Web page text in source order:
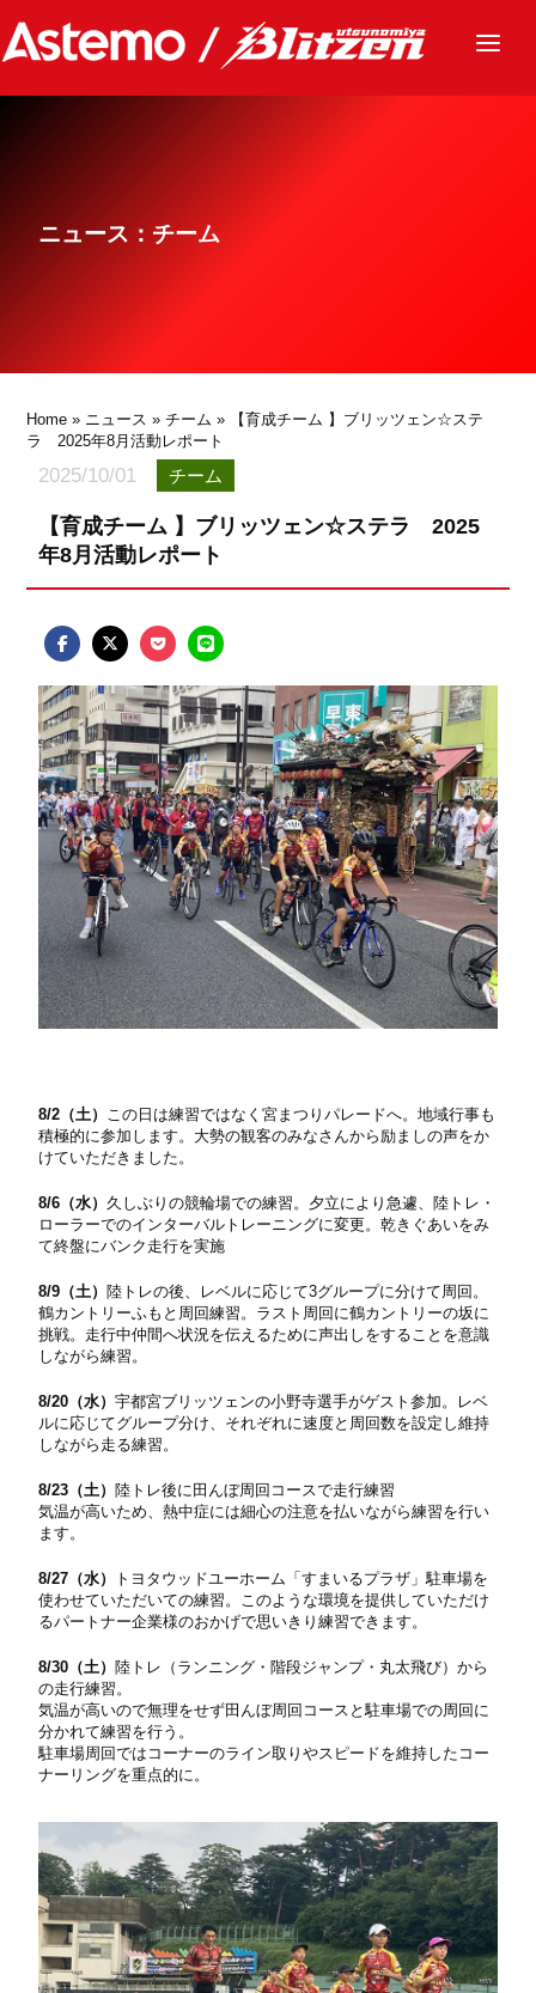
ニュース
グッズ
ニュース：チーム
Home » ニュース »チーム » 【育成チーム 】ブリッツェン☆ステ
ラ 2025年8月活動レポート
2025/10/01 チーム
【育成チーム 】ブリッツェン☆ステラ 2025
年8月活動レポート
8/2（土） この日は練習ではなく宮まつりパレードへ。地域行事も
積極的に参加します。大勢の観客のみなさんから励ましの声をか
けていただきました。
8/6（水） 久しぶりの競輪場での練習。夕立により急遽、陸トレ・
ローラーでのインターバルトレーニングに変更。乾きぐあいをみ
て終盤にバンク走行を実施
8/9（土） 陸トレの後、レベルに応じて3グループに分けて周回。
鶴カントリーふもと周回練習。ラスト周回に鶴カントリーの坂に
挑戦。走行中仲間へ状況を伝えるために声出しをすることを意識
しながら練習。
8/20（水）宇都宮ブリッツェンの小野寺選手がゲスト参加。レベ
ルに応じてグループ分け、それぞれに速度と周回数を設定し維持
しながら走る練習。
8/23（土） 陸トレ後に田んぼ周回コースで走行練習
気温が高いため、熱中症には細心の注意を払いながら練習を行い
ます。
8/27（水）
トヨタウッドユーホーム「すまいるプラザ」駐車場を
使わせていただいての練習。このような環境を提供していただけ
るパートナー企業様のおかげで思いきり練習できます。
8/30（土） 陸トレ（ランニング・階段ジャンプ・丸太飛び）から
の走行練習。
気温が高いので無理をせず田んぼ周回コースと駐車場での周回に
分かれて練習を行う。
駐車場周回ではコーナーのライン取りやスピードを維持したコー
ナーリングを重点的に。